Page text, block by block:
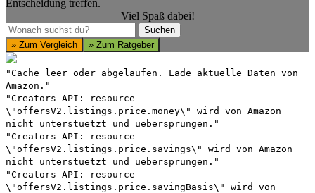
Entscheidung treffen.
Viel Spaß dabei!
Suchen
Suchen
» Zum Vergleich
» Zum Ratgeber
"Cache leer oder abgelaufen. Lade aktuelle Daten von
Amazon."
"Creators API: resource
\"offersV2.listings.price.money\" wird von Amazon
nicht unterstuetzt und uebersprungen."
"Creators API: resource
\"offersV2.listings.price.savings\" wird von Amazon
nicht unterstuetzt und uebersprungen."
"Creators API: resource
\"offersV2.listings.price.savingBasis\" wird von